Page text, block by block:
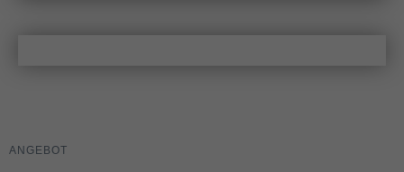
ANGEBOT